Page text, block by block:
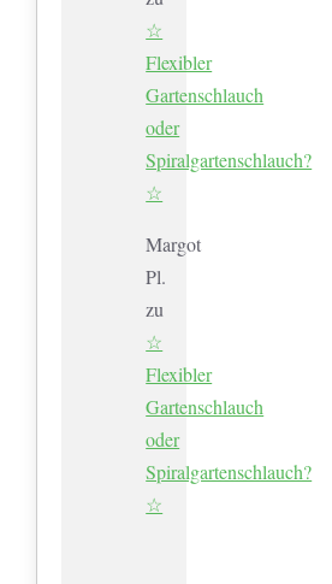
☆
Flexibler
Gartenschlauch
oder
Spiralgartenschlauch?
☆
Margot
Pl.
zu
☆
Flexibler
Gartenschlauch
oder
Spiralgartenschlauch?
☆